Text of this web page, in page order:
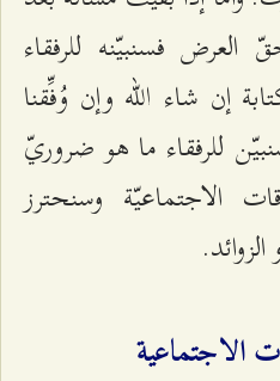
فسنبيّنه للرفقاء
إن شاء الله وإن وُفِّقنا
للرفقاء ما هو ضروريّ
الاجتماعيّة وسنحترز
الاجتماعية